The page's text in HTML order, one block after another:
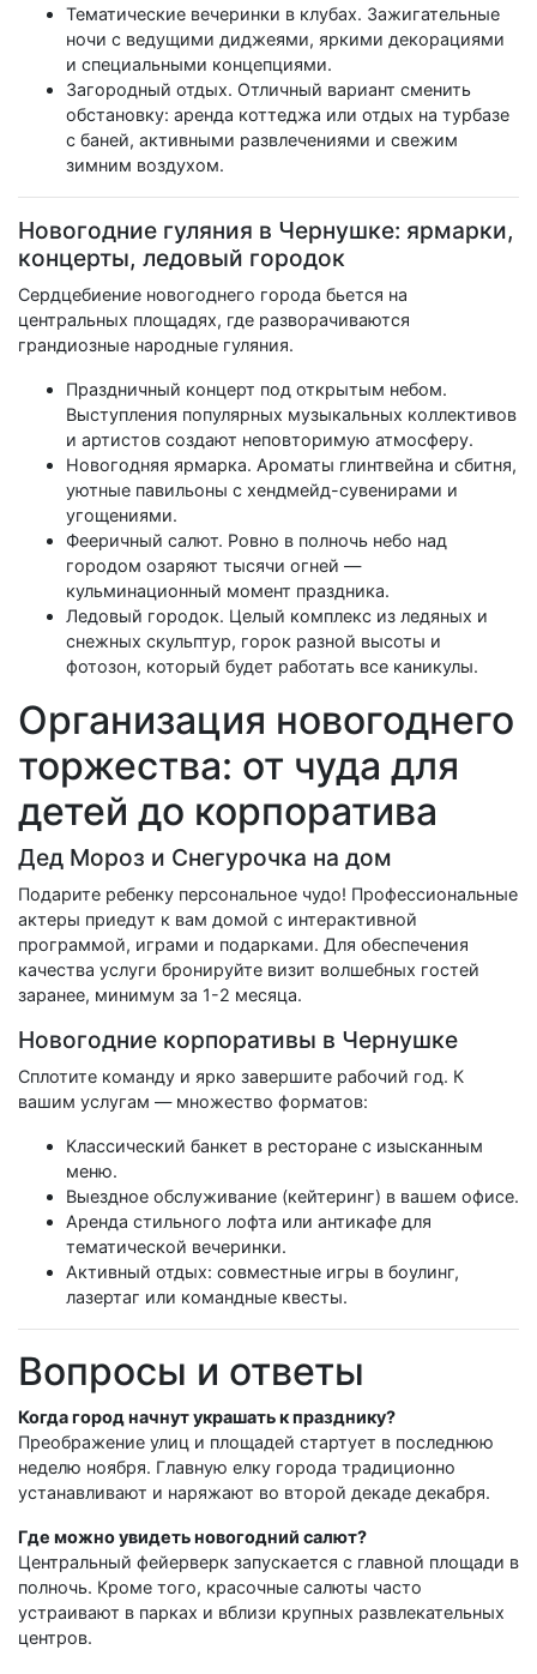
Тематические вечеринки в клубах. Зажигательные
ночи с ведущими диджеями, яркими декорациями
и специальными концепциями.
Загородный отдых. Отличный вариант сменить
обстановку: аренда коттеджа или отдых на турбазе
с баней, активными развлечениями и свежим
зимним воздухом.
Новогодние гуляния в Чернушке: ярмарки,
концерты, ледовый городок
Сердцебиение новогоднего города бьется на
центральных площадях, где разворачиваются
грандиозные народные гуляния.
Праздничный концерт под открытым небом.
Выступления популярных музыкальных коллективов
и артистов создают неповторимую атмосферу.
Новогодняя ярмарка. Ароматы глинтвейна и сбитня,
уютные павильоны с хендмейд-сувенирами и
угощениями.
Фееричный салют. Ровно в полночь небо над
городом озаряют тысячи огней —
кульминационный момент праздника.
Ледовый городок. Целый комплекс из ледяных и
снежных скульптур, горок разной высоты и
фотозон, который будет работать все каникулы.
Организация новогоднего
торжества: от чуда для
детей до корпоратива
Дед Мороз и Снегурочка на дом
Подарите ребенку персональное чудо! Профессиональные
актеры приедут к вам домой с интерактивной
программой, играми и подарками. Для обеспечения
качества услуги бронируйте визит волшебных гостей
заранее, минимум за 1-2 месяца.
Новогодние корпоративы в Чернушке
Сплотите команду и ярко завершите рабочий год. К
вашим услугам — множество форматов:
Классический банкет в ресторане с изысканным
меню.
Выездное обслуживание (кейтеринг) в вашем офисе.
Аренда стильного лофта или антикафе для
тематической вечеринки.
Активный отдых: совместные игры в боулинг,
лазертаг или командные квесты.
Вопросы и ответы
Когда город начнут украшать к празднику?
Преображение улиц и площадей стартует в последнюю
неделю ноября. Главную елку города традиционно
устанавливают и наряжают во второй декаде декабря.
Где можно увидеть новогодний салют?
Центральный фейерверк запускается с главной площади в
полночь. Кроме того, красочные салюты часто
устраивают в парках и вблизи крупных развлекательных
центров.